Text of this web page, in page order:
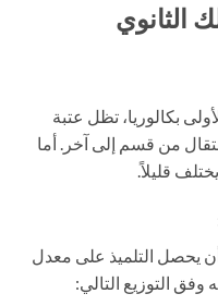
الثانوي
بكالوريا، تظل عتبة
من قسم إلى آخر. أما
قليلاً.
يحصل التلميذ على معدل
وفق التوزيع التالي: